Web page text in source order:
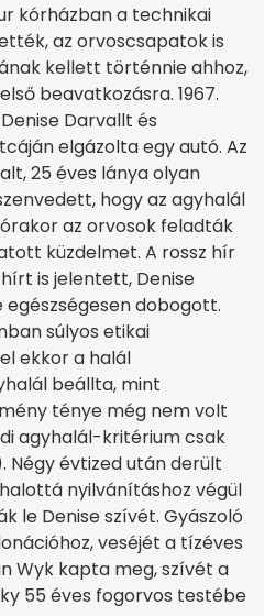
kórházban a technikai
az orvoscsapatok is
kellett történnie ahhoz,
beavatkozásra. 1967.
Darvallt és
elgázolta egy autó. Az
25 éves lánya olyan
hogy az agyhalál
az orvosok feladták
küzdelmet. A rossz hír
is jelentett, Denise
dobogott.
súlyos etikai
ekkor a halál
beállta, mint
ténye még nem volt
agyhalál-kritérium csak
Négy évtized után derült
nyilvánításhoz végül
le Denise szívét. Gyászoló
veséjét a tízéves
Wyk kapta meg, szívét a
55 éves fogorvos testébe